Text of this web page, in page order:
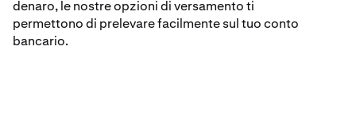
denaro, le nostre opzioni di versamento ti
permettono di prelevare facilmente sul tuo conto
bancario.